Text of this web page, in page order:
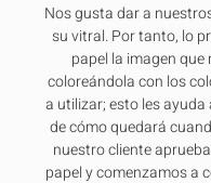
Nos gusta dar a
su vitral. Por tanto, lo
papel la imagen
coloreándola con los
a utilizar; esto les ayuda
de cómo quedará
nuestro cliente
papel y comenzamos a